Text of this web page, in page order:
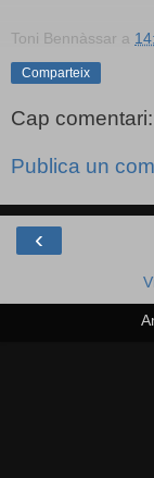
Toni Bennàssar a
Comparteix
Cap comentari:
Publica un
‹